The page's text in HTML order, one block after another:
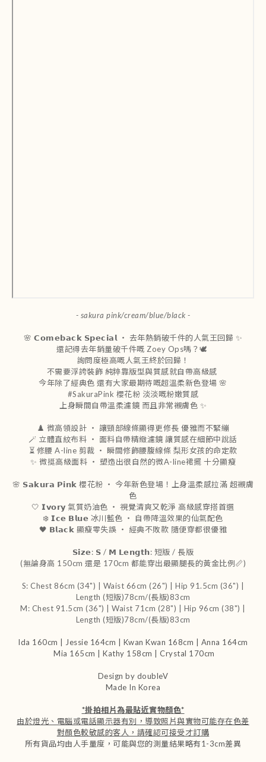
- sakura pink/cream/blue/black -
🌸 𝗖𝗼𝗺𝗲𝗯𝗮𝗰𝗸 𝗦𝗽𝗲𝗰𝗶𝗮𝗹 ‧ 去年熱銷破千件的人氣王回歸 ✨
還記得去年銷量破千件嘅 Zoey Ops嗎？🕊️
詢問度極高嘅人氣王終於回歸！
不需要浮誇裝飾 純粹靠版型與質感就自帶高級感
今年除了經典色 還有大家最期待嘅超溫柔新色登場 🌸
#SakuraPink 櫻花粉 淡淡嘅粉嫩質感
上身瞬間自帶溫柔濾鏡 而且非常襯膚色 ✨
♟️ 微高領設計 ‧ 讓頸部線條顯得更修長 優雅而不緊繃
🪄 立體直紋布料 ‧ 面料自帶精緻濾鏡 讓質感在細節中說話
⏳ 修腰 A-line 剪裁 ‧ 瞬間修飾腰腹線條 梨形女孩的命定款
✨ 微挺高級面料 ‧ 塑造出很自然的微A-line裙擺 十分顯瘦
🌸 𝗦𝗮𝗸𝘂𝗿𝗮 𝗣𝗶𝗻𝗸 櫻花粉 ‧ 今年新色登場！上身溫柔感拉滿 超襯膚
色
🤍 𝗜𝘃𝗼𝗿𝘆 氣質奶油色 ‧ 視覺清爽又乾淨 高級感穿搭首選
❄️ 𝗜𝗰𝗲 𝗕𝗹𝘂𝗲 冰川藍色 ‧ 自帶降溫效果的仙氣配色
🖤 𝗕𝗹𝗮𝗰𝗸 顯瘦零失誤 ‧ 經典不敗款 隨便穿都很優雅
𝗦𝗶𝘇𝗲: 𝗦 / 𝗠 𝗟𝗲𝗻𝗴𝘁𝗵: 短版 / 長版
(無論身高 150cm 還是 170cm 都能穿出最顯腿長的黃金比例📏)
S: Chest 86cm (34") | Waist 66cm (26") | Hip 91.5cm (36") |
Length (短版)78cm/(長版)83cm
M: Chest 91.5cm (36") | Waist 71cm (28") | Hip 96cm (38") |
Length (短版)78cm/(長版)83cm
Ida 160cm | Jessie 164cm | Kwan Kwan 168cm | Anna 164cm
Mia 165cm | Kathy 158cm | Crystal 170cm
Design by doubleV
Made In Korea
*掛拍相片為最貼近實物顏色*
由於燈光、電腦或電話顯示器有別，導致照片與實物可能存在色差
對顏色較敏感的客人，請確認可接受才訂購
所有貨品均由人手量度，可能與您的測量結果略有1-3cm差異